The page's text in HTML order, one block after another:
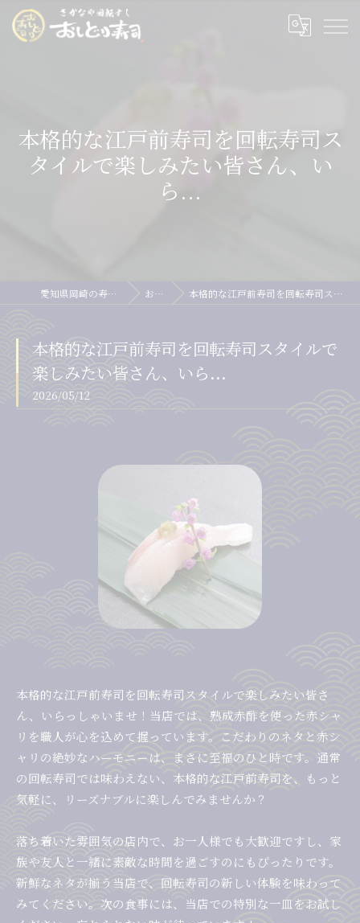
本格的な江戸前寿司を回転寿司ス
タイルで楽しみたい皆さん、い
ら...
愛知県岡崎の寿司ならおしどり寿司 お知らせ 本格的な江戸前寿司を回転寿司スタイルで楽しみたい皆さん、いら...
本格的な江戸前寿司を回転寿司スタイルで
楽しみたい皆さん、いら...
2026/05/12
本格的な江戸前寿司を回転寿司スタイルで楽しみたい皆さ
ん、いらっしゃいませ！当店では、熟成赤酢を使った赤シャ
リを職人が心を込めて握っています。こだわりのネタと赤シ
ャリの絶妙なハーモニーは、まさに至福のひと時です。通常
の回転寿司では味わえない、本格的な江戸前寿司を、もっと
気軽に、リーズナブルに楽しんでみませんか？
落ち着いた雰囲気の店内で、お一人様でも大歓迎ですし、家
族や友人と一緒に素敵な時間を過ごすのにもぴったりです。
新鮮なネタが揃う当店で、回転寿司の新しい体験を味わって
みてください。次の食事には、当店での特別な一皿をお試し